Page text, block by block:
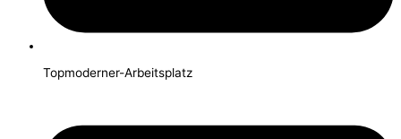
Topmoderner-Arbeitsplatz